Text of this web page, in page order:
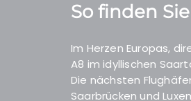
So finden
Im Herzen Europas,
A8 im idyllischen
Die nächsten
Saarbrücken und